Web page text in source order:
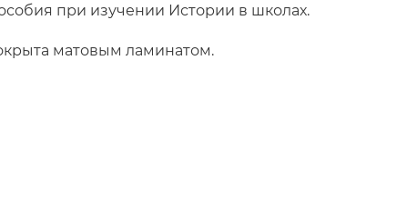
при изучении Истории в школах.
матовым ламинатом.